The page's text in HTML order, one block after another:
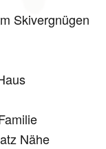
Skivergnügen
Nähe